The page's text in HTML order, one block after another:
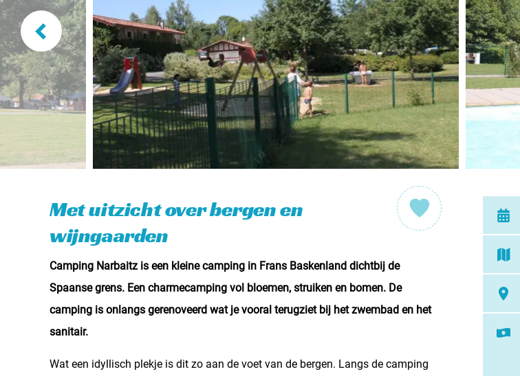
Met uitzicht over bergen en
wijngaarden
Camping Narbaitz is een kleine camping in Frans Baskenland dichtbij de
Spaanse grens. Een charmecamping vol bloemen, struiken en bomen. De
camping is onlangs gerenoveerd wat je vooral terugziet bij het zwembad en het
sanitair.
Wat een idyllisch plekje is dit zo aan de voet van de bergen. Langs de camping